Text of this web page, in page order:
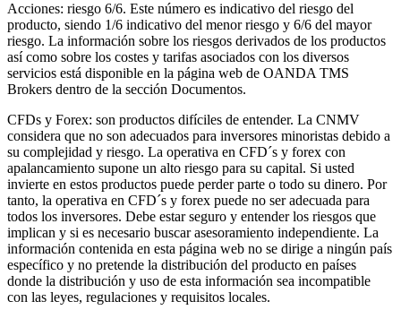
Acciones: riesgo 6/6. Este número es indicativo del riesgo del
producto, siendo 1/6 indicativo del menor riesgo y 6/6 del mayor
riesgo. La información sobre los riesgos derivados de los productos
así como sobre los costes y tarifas asociados con los diversos
servicios está disponible en la página web de OANDA TMS
Brokers dentro de la sección Documentos.
CFDs y Forex: son productos difíciles de entender. La CNMV
considera que no son adecuados para inversores minoristas debido a
su complejidad y riesgo. La operativa en CFD´s y forex con
apalancamiento supone un alto riesgo para su capital. Si usted
invierte en estos productos puede perder parte o todo su dinero. Por
tanto, la operativa en CFD´s y forex puede no ser adecuada para
todos los inversores. Debe estar seguro y entender los riesgos que
implican y si es necesario buscar asesoramiento independiente. La
información contenida en esta página web no se dirige a ningún país
específico y no pretende la distribución del producto en países
donde la distribución y uso de esta información sea incompatible
con las leyes, regulaciones y requisitos locales.